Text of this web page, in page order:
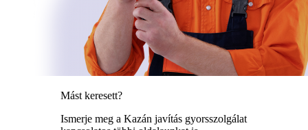
Mást keresett?
Ismerje meg a Kazán javítás gyorsszolgálat